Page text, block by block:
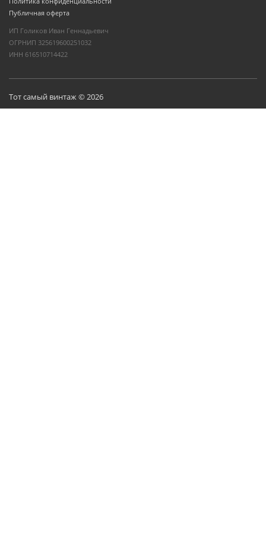
Публичная оферта
ИП Голиков Иван Геннадьевич
ОГРНИП 325619600251032
ИНН 616510714422
Тот самый винтаж © 2026